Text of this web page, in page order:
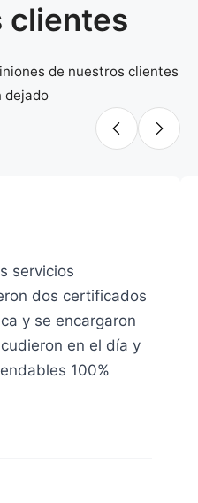
clientes
de nuestros clientes
dejado
servicios
dos certificados
y se encargaron
en el día y
100%